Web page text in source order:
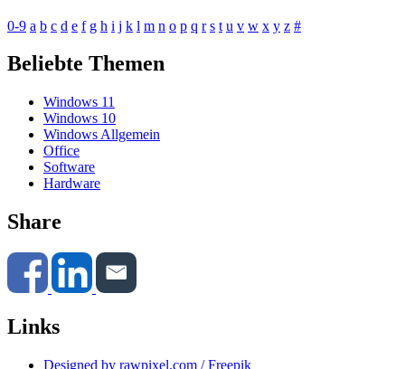
0-9 a b c d e f g h i j k l m n o p q r s t u v w x y z #
Beliebte Themen
Windows 11
Windows 10
Windows Allgemein
Office
Software
Hardware
Share
Links
Designed by rawpixel.com / Freepik